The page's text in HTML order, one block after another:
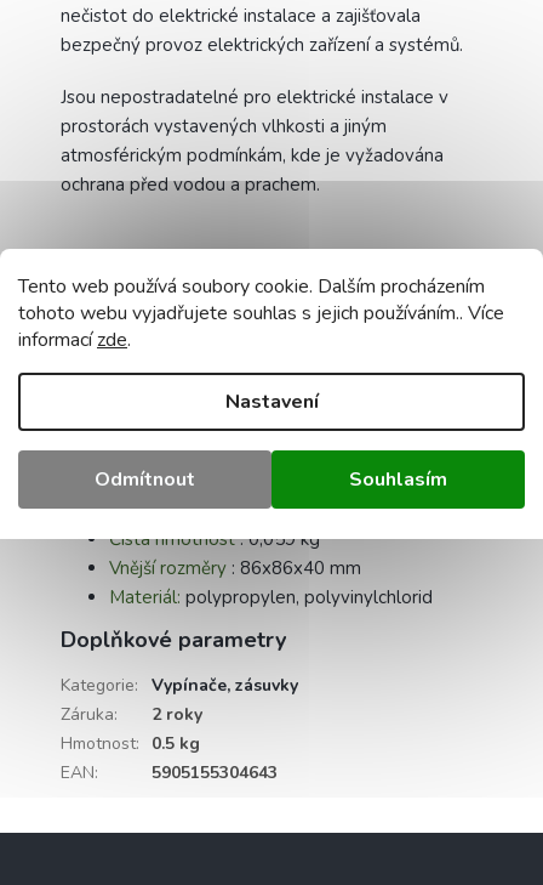
Tento web používá soubory cookie. Dalším procházením
tohoto webu vyjadřujete souhlas s jejich používáním.. Více
informacízde.
Nastavení
Odmítnout Souhlasím
nečistot do elektrické instalace a zajišťovala
bezpečný provoz elektrických zařízení a systémů.
Jsou nepostradatelné pro elektrické instalace v
prostorách vystavených vlhkosti a jiným
atmosférickým podmínkám, kde je vyžadována
ochrana před vodou a prachem.
Technické údaje:
Název:
IK:07
Barva: bílá, RAL 9003
Uzavírání krabice
Pryžové vývodky:6 přívodů
Čistá hmotnost: 0,059 kg
Vnější rozměry : 86x86x40 mm
Materiál: polypropylen, polyvinylchlorid
Doplňkové parametry
Kategorie:
Vypínače, zásuvky
Záruka:
2 roky
Hmotnost:
0.5 kg
EAN: 5905155304643